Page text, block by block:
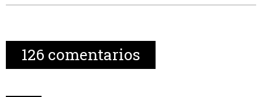
126 comentarios